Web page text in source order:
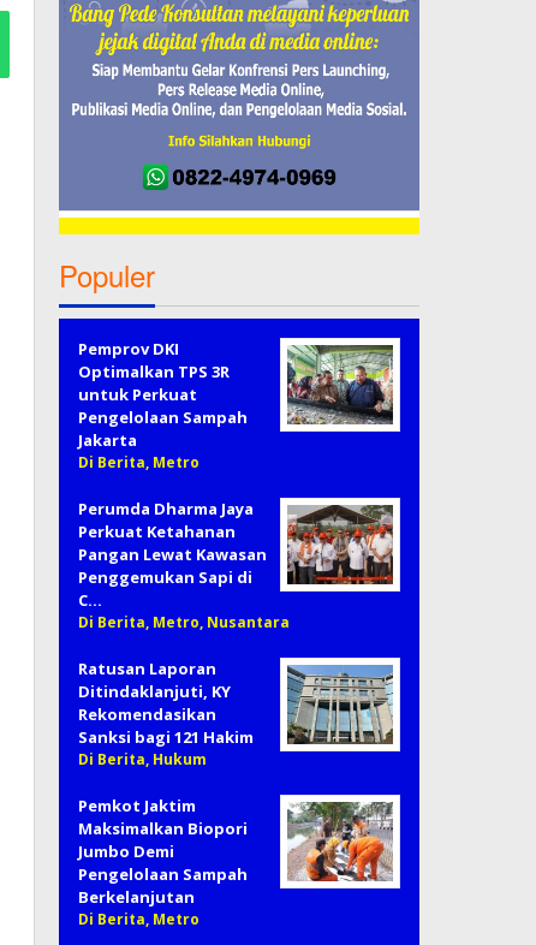
Populer
Pemprov DKI
Optimalkan TPS 3R
untuk Perkuat
Pengelolaan Sampah
Jakarta
Di Berita, Metro
Perumda Dharma Jaya
Perkuat Ketahanan
Pangan Lewat Kawasan
Penggemukan Sapi di
C…
Di Berita, Metro, Nusantara
Ratusan Laporan
Ditindaklanjuti, KY
Rekomendasikan
Sanksi bagi 121 Hakim
Di Berita, Hukum
Pemkot Jaktim
Maksimalkan Biopori
Jumbo Demi
Pengelolaan Sampah
Berkelanjutan
Di Berita, Metro